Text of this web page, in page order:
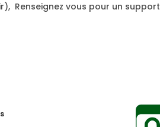
Renseignez vous pour un support